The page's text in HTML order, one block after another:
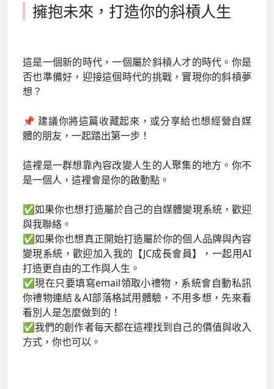
擁抱未來，打造你的斜槓人生
這是一個新的時代，一個屬於斜槓人才的時代。你是
否也準備好，迎接這個時代的挑戰，實現你的斜槓夢
想？
📌 建議你將這篇收藏起來，或分享給也想經營自媒
體的朋友，一起踏出第一步！
這裡是一群想靠內容改變人生的人聚集的地方。你不
是一個人，這裡會是你的啟動點。
✅如果你也想打造屬於自己的自媒體變現系統，歡迎
與我聯絡。
✅如果你也想真正開始打造屬於你的個人品牌與內容
變現系統，歡迎加入我的【JC成長會員】，一起用AI
打造更自由的工作與人生。
✅現在只要填寫email領取小禮物，系統會自動私訊
你禮物連結＆AI部落格試用體驗，不用多想，先來看
看別人是怎麼做到的！
✅我們的創作者每天都在這裡找到自己的價值與收入
方式，你也可以。